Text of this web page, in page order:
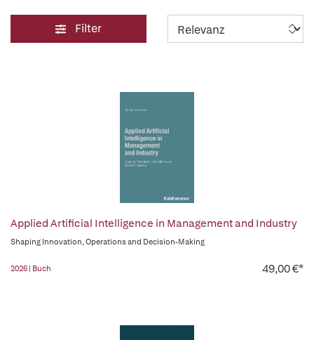
Filter
Applied Artificial Intelligence in Management and Industry
Shaping Innovation, Operations and Decision-Making
2026 | Buch 49,00 €*